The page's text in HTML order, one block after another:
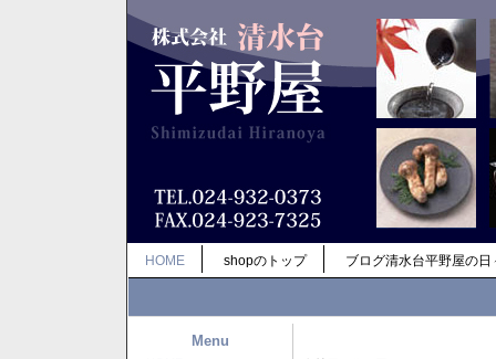
HOME shopのトップ ブログ清水台平野屋の日
Menu